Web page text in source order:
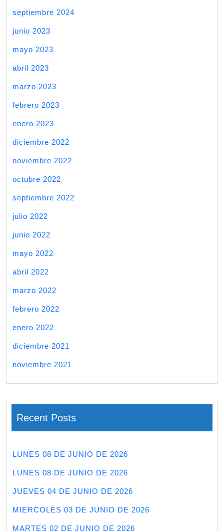
septiembre 2024
junio 2023
mayo 2023
abril 2023
marzo 2023
febrero 2023
enero 2023
diciembre 2022
noviembre 2022
octubre 2022
septiembre 2022
julio 2022
junio 2022
mayo 2022
abril 2022
marzo 2022
febrero 2022
enero 2022
diciembre 2021
noviembre 2021
Recent Posts
LUNES 08 DE JUNIO DE 2026
LUNES 08 DE JUNIO DE 2026
JUEVES 04 DE JUNIO DE 2026
MIERCOLES 03 DE JUNIO DE 2026
MARTES 02 DE JUNIO DE 2026